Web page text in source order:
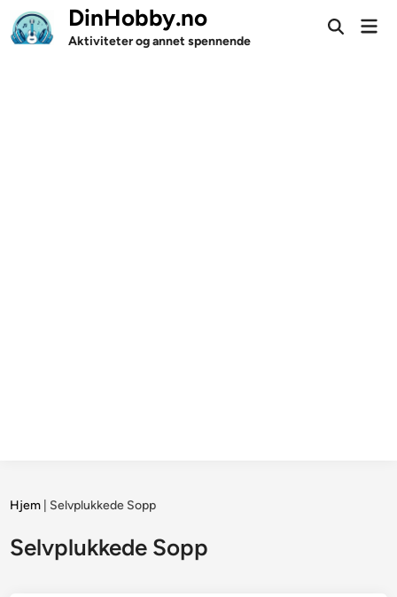
Skip
to
DinHobby.no
Aktiviteter og annet spennende
Open
Hjem Selvplukkede Sopp
Selvplukkede Sopp